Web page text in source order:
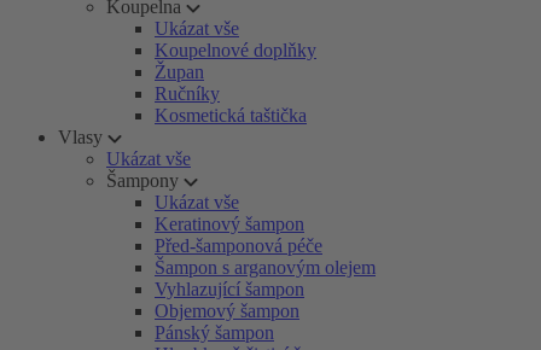
Koupelna
Ukázat vše
Koupelnové doplňky
Župan
Ručníky
Kosmetická taštička
Vlasy
Ukázat vše
Šampony
Ukázat vše
Keratinový šampon
Před-šamponová péče
Šampon s arganovým olejem
Vyhlazující šampon
Objemový šampon
Pánský šampon